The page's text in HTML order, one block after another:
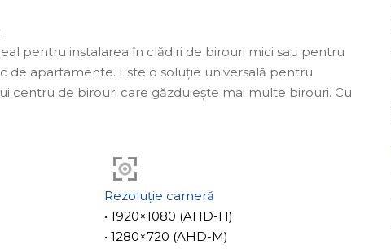
pentru instalarea în clădiri de birouri mici sau pentru
de apartamente. Este o soluție universală pentru
centru de birouri care găzduiește mai multe birouri. Cu
numerele apartamentelor, numerele birourilor,
toate informațiile vor fi vizibile, chiar și în întuneric.
atât în exterior, cât și în interior, iar dimensiunile
Dispozitivul funcționează stabil într-o gamă largă de
+65°C.
Rezoluție cameră
• 1920×1080 (AHD-H)
• 1280×720 (AHD-M)